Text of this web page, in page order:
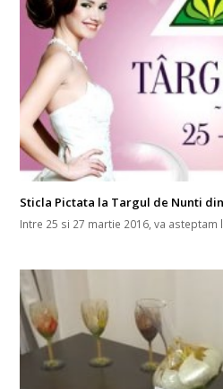
Sticla Pictata la Targul de Nunti
Intre 25 si 27 martie 2016, va